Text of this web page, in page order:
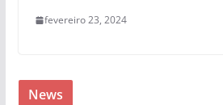
fevereiro 23, 2024
News